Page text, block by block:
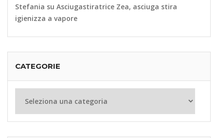
Stefania su Asciugastiratrice Zea, asciuga stira
igienizza a vapore
CATEGORIE
Categorie